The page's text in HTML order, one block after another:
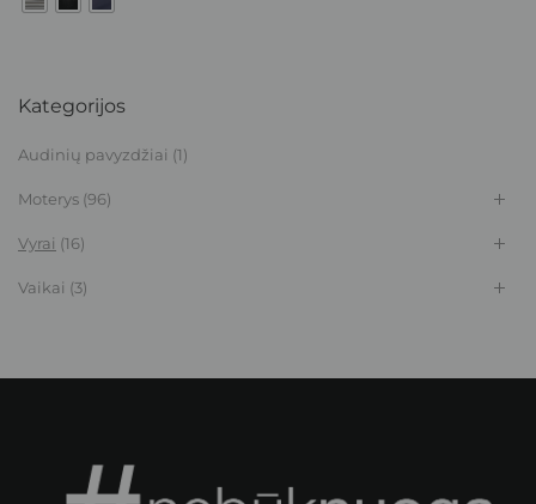
Kategorijos
Audinių pavyzdžiai (1)
Moterys (96)
Vyrai (16)
Vaikai (3)